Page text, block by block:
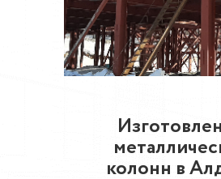
колонн в